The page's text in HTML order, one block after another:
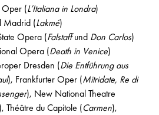
Oper (L’Italiana in Londra)
Madrid (Lakmé)
Opera (Falstaffund Don Carlos)
Opera (Death in Venice)
Dresden (Die Entführung aus
), Frankfurter Oper (Mitridate, Re di
), New National Theatre
Théâtre du Capitole (Carmen),